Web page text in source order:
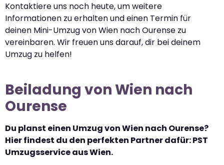
Kontaktiere uns noch heute, um weitere
Informationen zu erhalten und einen Termin für
deinen Mini-Umzug von Wien nach Ourense zu
vereinbaren. Wir freuen uns darauf, dir bei deinem
Umzug zu helfen!
Beiladung von Wien nach
Ourense
Du planst einen Umzug von Wien nach Ourense?
Hier findest du den perfekten Partner dafür: PST
Umzugsservice aus Wien.